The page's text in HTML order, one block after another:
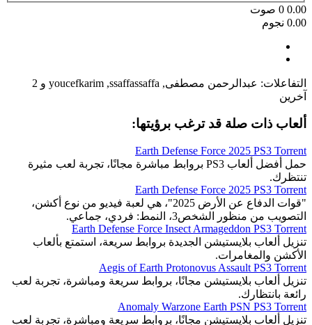
0.00
0 صوت
0.00 نجوم
التفاعلات: عبدالرحمن مصطفى,
ssaffassaffa
,
youcefkarim
و 2
آخرين
ألعاب ذات صلة قد ترغب برؤيتها:
Earth Defense Force 2025 PS3 Torrent
حمل أفضل ألعاب PS3 بروابط مباشرة مجانًا، تجربة لعب مثيرة
تنتظرك.
Earth Defense Force 2025 PS3 Torrent
"قوات الدفاع عن الأرض 2025"، هي لعبة فيديو من نوع أكشن،
التصويب من منظور الشخص3، النمط: فردي، جماعي.
Earth Defense Force Insect Armageddon PS3 Torrent
تنزيل ألعاب بلايستيشن الجديدة بروابط سريعة، استمتع بألعاب
الأكشن والمغامرات.
Aegis of Earth Protonovus Assault PS3 Torrent
تنزيل ألعاب بلايستيشن مجانًا، بروابط سريعة ومباشرة، تجربة لعب
رائعة بانتظارك.
Anomaly Warzone Earth PSN PS3 Torrent
تنزيل ألعاب بلايستيشن مجانًا، بروابط سريعة ومباشرة، تجربة لعب